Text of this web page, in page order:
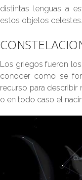
distintas lenguas a
estos objetos celestes.
Los griegos fueron
conocer como se
recurso para
o en todo caso el